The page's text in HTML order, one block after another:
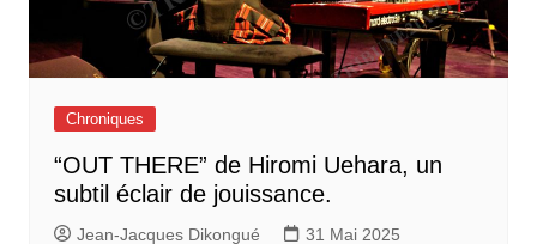
Chroniques
“OUT THERE” de Hiromi Uehara, un
subtil éclair de jouissance.
Jean-Jacques Dikongué 31 Mai 2025